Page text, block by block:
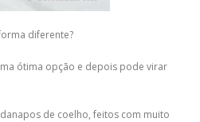
diferente?
ótima opção e depois pode virar
de coelho, feitos com muito